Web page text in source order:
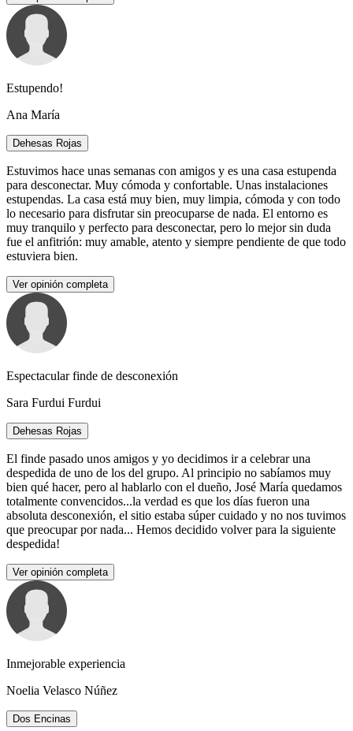
Estupendo!
Ana María
Dehesas Rojas
Estuvimos hace unas semanas con amigos y es una casa estupenda
para desconectar. Muy cómoda y confortable. Unas instalaciones
estupendas. La casa está muy bien, muy limpia, cómoda y con todo
lo necesario para disfrutar sin preocuparse de nada. El entorno es
muy tranquilo y perfecto para desconectar, pero lo mejor sin duda
fue el anfitrión: muy amable, atento y siempre pendiente de que todo
estuviera bien.
Ver opinión completa
Espectacular finde de desconexión
Sara Furdui Furdui
Dehesas Rojas
El finde pasado unos amigos y yo decidimos ir a celebrar una
despedida de uno de los del grupo. Al principio no sabíamos muy
bien qué hacer, pero al hablarlo con el dueño, José María quedamos
totalmente convencidos...la verdad es que los días fueron una
absoluta desconexión, el sitio estaba súper cuidado y no nos tuvimos
que preocupar por nada... Hemos decidido volver para la siguiente
despedida!
Ver opinión completa
Inmejorable experiencia
Noelia Velasco Núñez
Dos Encinas